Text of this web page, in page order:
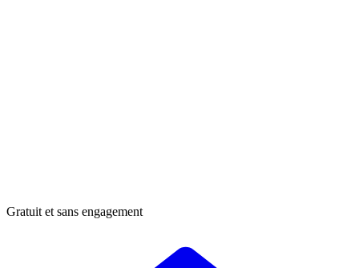
Gratuit et sans engagement